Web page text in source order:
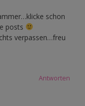
schon
posts
verpassen…freu
Antworten